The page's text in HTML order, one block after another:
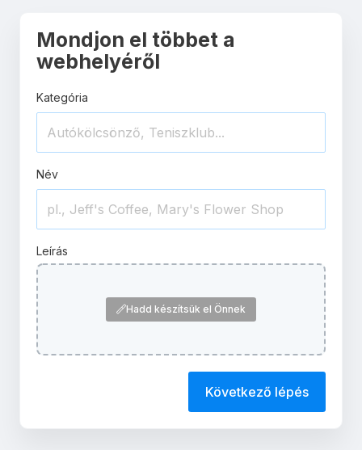
Mondjon el többet a
webhelyéről
Kategória
Név
Leírás
Hadd készítsük el Önnek
Következő lépés